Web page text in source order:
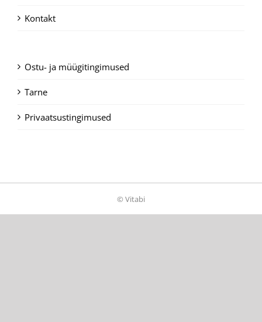
Kontakt
Ostu- ja müügitingimused
Tarne
Privaatsustingimused
© Vitabi